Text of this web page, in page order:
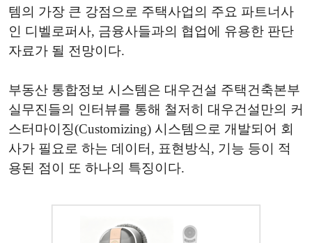
템의 가장 큰 강점으로 주택사업의 주요 파트너사
인 디벨로퍼사, 금융사들과의 협업에 유용한 판단
자료가 될 전망이다.
부동산 통합정보 시스템은 대우건설 주택건축본부
실무진들의 인터뷰를 통해 철저히 대우건설만의 커
스터마이징(Customizing) 시스템으로 개발되어 회
사가 필요로 하는 데이터, 표현방식, 기능 등이 적
용된 점이 또 하나의 특징이다.